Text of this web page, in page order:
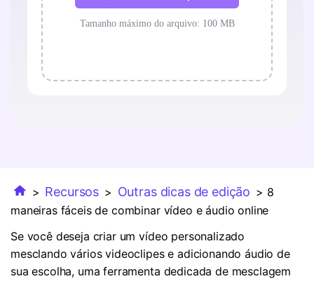
> Recursos > Outras dicas de edição > 8
maneiras fáceis de combinar vídeo e áudio online
Se você deseja criar um vídeo personalizado
mesclando vários videoclipes e adicionando áudio de
sua escolha, uma ferramenta dedicada de mesclagem